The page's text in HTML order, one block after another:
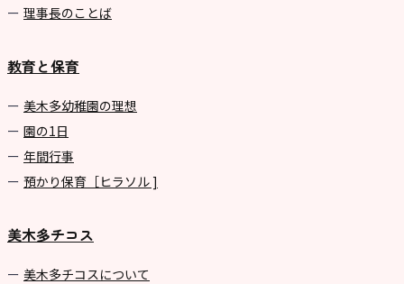
理事長のことば
教育と保育
美⽊多幼稚園の理想
園の1⽇
年間⾏事
預かり保育［ヒラソル ]
美木多チコス
美⽊多チコスについて